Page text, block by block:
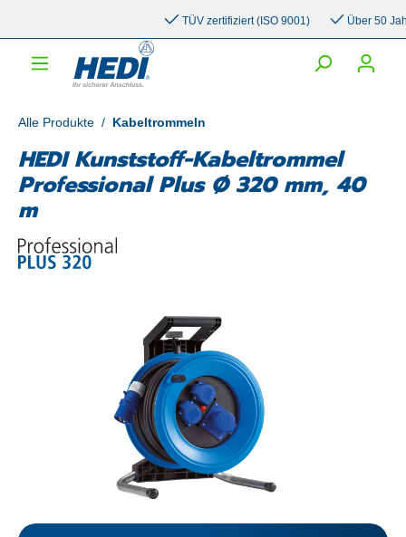
TÜV zertifiziert (ISO 9001) Über 50 Jahre
Alle Produkte / Kabeltrommeln
HEDI Kunststoff-Kabeltrommel
Professional Plus Ø 320 mm, 40
m